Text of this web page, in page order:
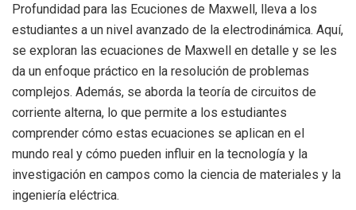
Profundidad para las Ecuciones de Maxwell, lleva a los
estudiantes a un nivel avanzado de la electrodinámica. Aquí,
se exploran las ecuaciones de Maxwell en detalle y se les
da un enfoque práctico en la resolución de problemas
complejos. Además, se aborda la teoría de circuitos de
corriente alterna, lo que permite a los estudiantes
comprender cómo estas ecuaciones se aplican en el
mundo real y cómo pueden influir en la tecnología y la
investigación en campos como la ciencia de materiales y la
ingeniería eléctrica.